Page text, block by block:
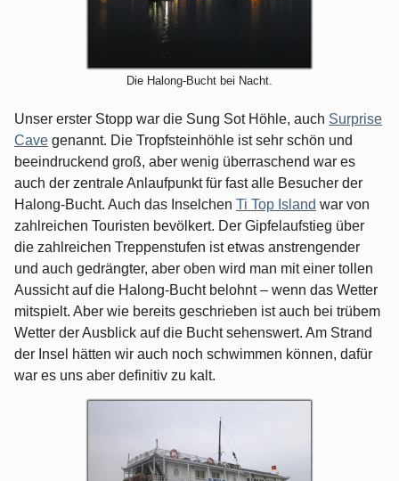
Die Halong-Bucht bei Nacht.
Unser erster Stopp war die Sung Sot Höhle, auch Surprise
Cave genannt. Die Tropfsteinhöhle ist sehr schön und
beeindruckend groß, aber wenig überraschend war es
auch der zentrale Anlaufpunkt für fast alle Besucher der
Halong-Bucht. Auch das Inselchen Ti Top Island war von
zahlreichen Touristen bevölkert. Der Gipfelaufstieg über
die zahlreichen Treppenstufen ist etwas anstrengender
und auch gedrängter, aber oben wird man mit einer tollen
Aussicht auf die Halong-Bucht belohnt – wenn das Wetter
mitspielt. Aber wie bereits geschrieben ist auch bei trübem
Wetter der Ausblick auf die Bucht sehenswert. Am Strand
der Insel hätten wir auch noch schwimmen können, dafür
war es uns aber definitiv zu kalt.